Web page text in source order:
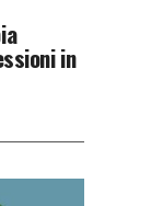
in